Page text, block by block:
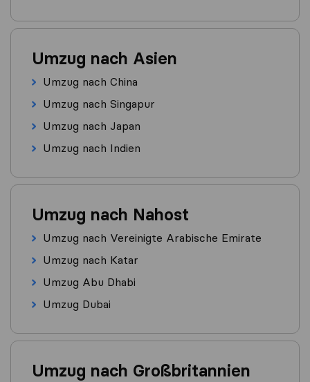
Umzug nach Asien
Umzug nach China
Umzug nach Singapur
Umzug nach Japan
Umzug nach Indien
Umzug nach Nahost
Umzug nach Vereinigte Arabische Emirate
Umzug nach Katar
Umzug Abu Dhabi
Umzug Dubai
Umzug nach Großbritannien